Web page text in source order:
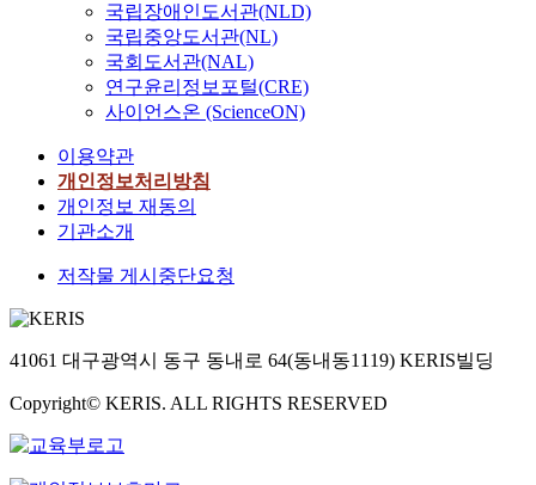
국립장애인도서관(NLD)
국립중앙도서관(NL)
국회도서관(NAL)
연구윤리정보포털(CRE)
사이언스온 (ScienceON)
이용약관
개인정보처리방침
개인정보 재동의
기관소개
저작물 게시중단요청
41061 대구광역시 동구 동내로 64(동내동1119) KERIS빌딩
Copyright© KERIS. ALL RIGHTS RESERVED